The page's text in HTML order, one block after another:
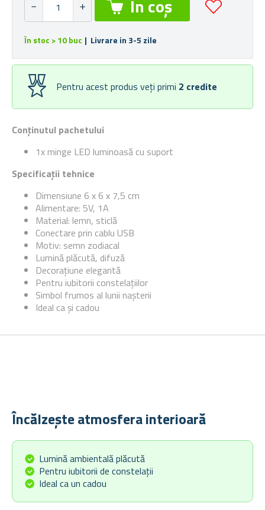
Conținutul pachetului
1x minge LED luminoasă cu suport
Specificații tehnice
Dimensiune 6 x 6 x 7,5 cm
Alimentare: 5V, 1A
Material: lemn, sticlă
Conectare prin cablu USB
Motiv: semn zodiacal
Lumină plăcută, difuză
Decorațiune elegantă
Pentru iubitorii constelațiilor
Simbol frumos al lunii nașterii
Ideal ca și cadou
În stoc > 10 buc | Livrare in 3-5 zile
Pentru acest produs veți primi 2 credite
Încălzește atmosfera interioară
Lumină ambientală plăcută
Pentru iubitorii de constelații
Ideal ca un cadou